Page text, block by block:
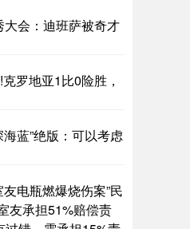
会：迪班萨被奇才
罗地亚1比0险胜，
蓝”绝版：可以考虑
电瓶燃爆烧伤案”民
友承担51%赔偿责